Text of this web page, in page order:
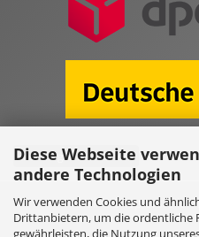
Diese Webseite
andere Technologien
Wir verwenden Cookies und
Drittanbietern, um die ordentliche
gewährleisten, die Nutzung
Vertrag widerrufen
Online Shop erstellen